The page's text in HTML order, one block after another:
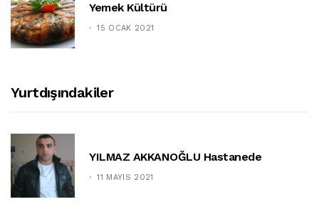
Yemek Kültürü
15 OCAK 2021
Yurtdışındakiler
YILMAZ AKKANOĞLU Hastanede
11 MAYIS 2021